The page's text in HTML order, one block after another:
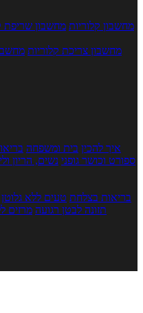
מחשבון קלוריות מחשבון שריפת
מחשבון צריכת קלוריות
איך להכין בית ומשפחה
ספורט וכושר גופני נשים, הריון
בריאות בצלחת טעים ללא גלוטן
תזונה לבטן רגועה מרזים